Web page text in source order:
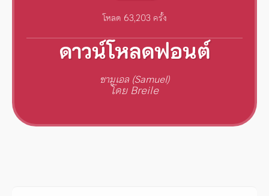
โหลด 63,203 ครั้ง
ดาวน์โหลดฟอนต์
ซามูเอล (Samuel)
โดย Breile